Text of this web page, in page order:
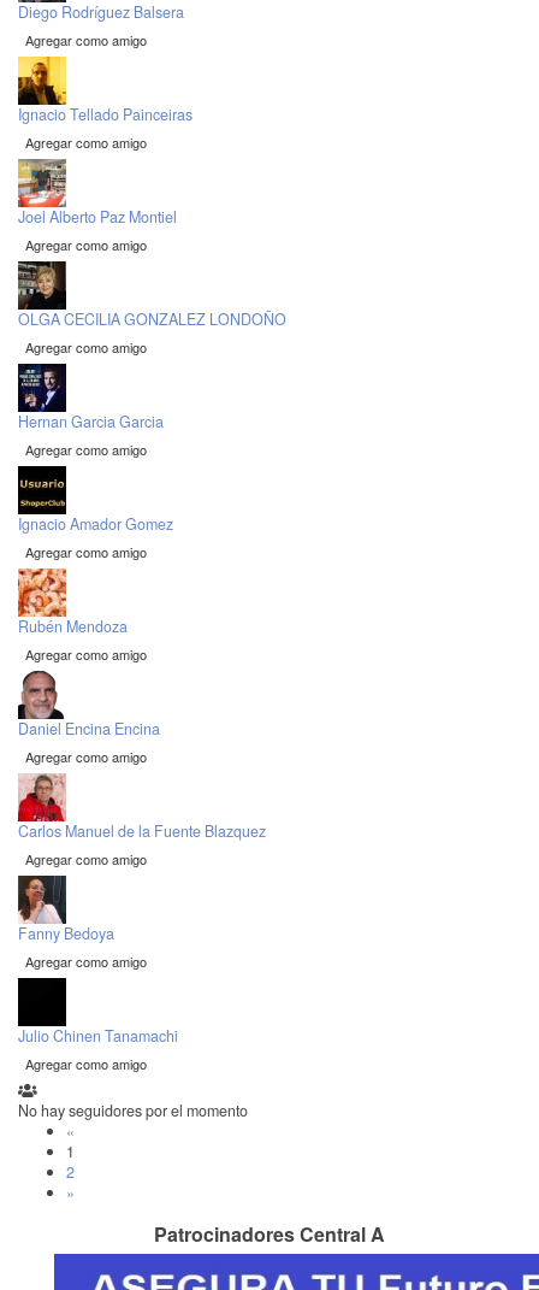
Diego Rodríguez Balsera
Agregar como amigo
Ignacio Tellado Painceiras
Agregar como amigo
Joel Alberto Paz Montiel
Agregar como amigo
OLGA CECILIA GONZALEZ LONDOÑO
Agregar como amigo
Hernan Garcia Garcia
Agregar como amigo
Ignacio Amador Gomez
Agregar como amigo
Rubén Mendoza
Agregar como amigo
Daniel Encina Encina
Agregar como amigo
Carlos Manuel de la Fuente Blazquez
Agregar como amigo
Fanny Bedoya
Agregar como amigo
Julio Chinen Tanamachi
Agregar como amigo
No hay seguidores por el momento
«
1
2
»
Patrocinadores Central A